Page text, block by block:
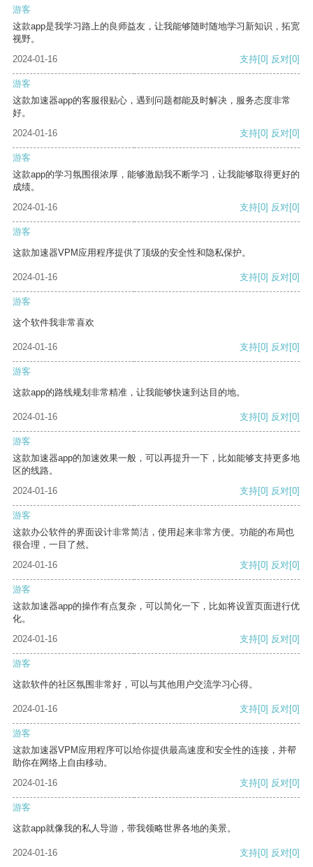
游客
这款app是我学习路上的良师益友，让我能够随时随地学习新知识，拓宽
视野。
2024-01-16
支持[0] 反对[0]
游客
这款加速器app的客服很贴心，遇到问题都能及时解决，服务态度非常
好。
2024-01-16
支持[0] 反对[0]
游客
这款app的学习氛围很浓厚，能够激励我不断学习，让我能够取得更好的
成绩。
2024-01-16
支持[0] 反对[0]
游客
这款加速器VPM应用程序提供了顶级的安全性和隐私保护。
2024-01-16 支持[0] 反对[0]
游客
这个软件我非常喜欢
2024-01-16 支持[0] 反对[0]
游客
这款app的路线规划非常精准，让我能够快速到达目的地。
2024-01-16 支持[0] 反对[0]
游客
这款加速器app的加速效果一般，可以再提升一下，比如能够支持更多地
区的线路。
2024-01-16
支持[0] 反对[0]
游客
这款办公软件的界面设计非常简洁，使用起来非常方便。功能的布局也
很合理，一目了然。
2024-01-16
支持[0] 反对[0]
游客
这款加速器app的操作有点复杂，可以简化一下，比如将设置页面进行优
化。
2024-01-16
支持[0] 反对[0]
游客
这款软件的社区氛围非常好，可以与其他用户交流学习心得。
2024-01-16 支持[0] 反对[0]
游客
这款加速器VPM应用程序可以给你提供最高速度和安全性的连接，并帮
助你在网络上自由移动。
2024-01-16
支持[0] 反对[0]
游客
这款app就像我的私人导游，带我领略世界各地的美景。
2024-01-16 支持[0] 反对[0]